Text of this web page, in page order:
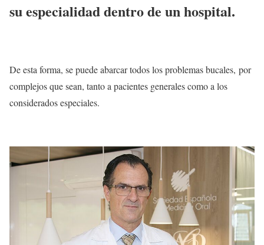
su especialidad dentro de un hospital.
De esta forma, se puede abarcar todos los problemas bucales, por
complejos que sean, tanto a pacientes generales como a los
considerados especiales.